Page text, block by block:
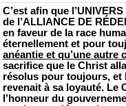
C’est afin que
de l’ALLIANCE DE
en faveur de la race
éternellement et pour
anéantie et qu’une autre
sacrifice que le Christ
résolus pour toujours, et
revenait à sa loyauté. Le
l’honneur du